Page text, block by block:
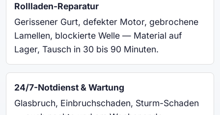
Rollladen-Reparatur
Gerissener Gurt, defekter Motor, gebrochene
Lamellen, blockierte Welle — Material auf
Lager, Tausch in 30 bis 90 Minuten.
24/7-Notdienst & Wartung
Glasbruch, Einbruchschaden, Sturm-Schaden